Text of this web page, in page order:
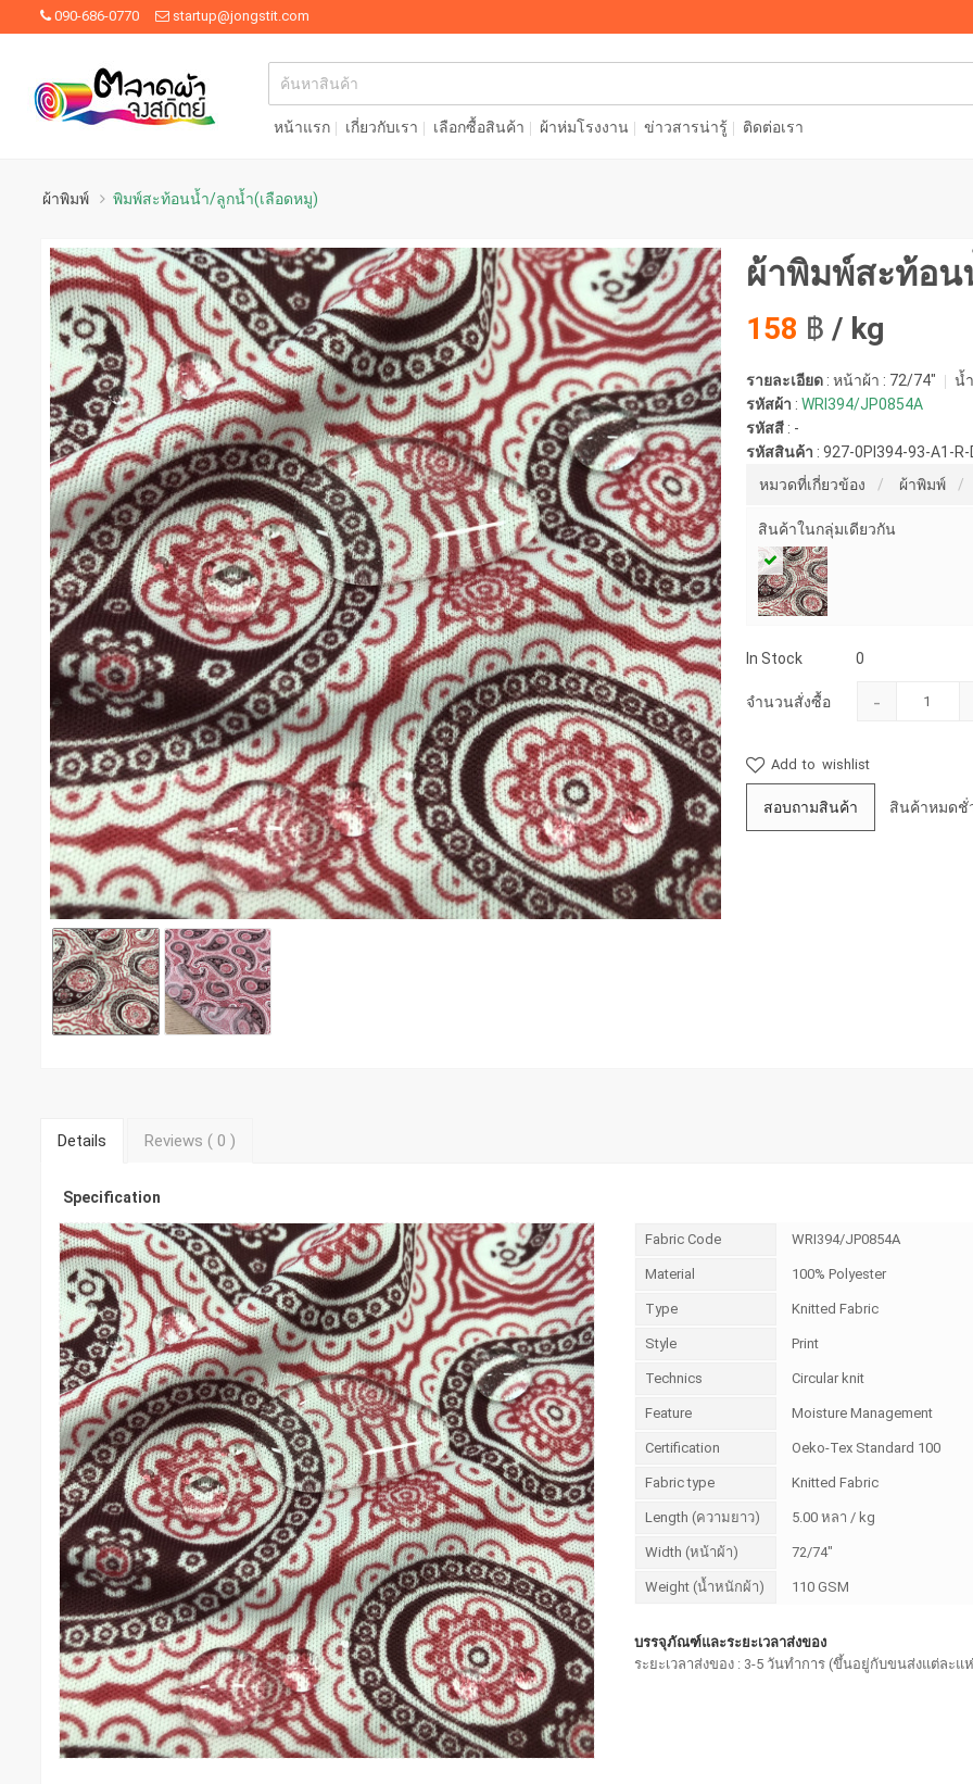
090-686-0770 startup@jongstit.com
หน้าแรก เกี่ยวกับเรา เลือกซื้อสินค้า ผ้าห่มโรงงาน ข่าวสารน่ารู้ ติดต่อเรา
ผ้าพิมพ์ พิมพ์สะท้อนน้ำ/ลูกน้ำ(เลือดหมู)
พิมพ์สะท้อนน้ำ/ลูกน้ำ(เลือดหมู) #1
ผ้าพิมพ์สะท้อน
158 ฿ / kg
รายละเอียด : หน้าผ้า : 72/74"
น้
รหัสผ้า : WRI394/JP0854A
รหัสสี : -
รหัสสินค้า : 927-0PI394-93-A1-R-
หมวดที่เกี่ยวข้อง
ผ้าพิมพ์
สินค้าในกลุ่มเดียวกัน
In Stock 0
จำนวนสั่งซื้อ -
Add to wishlist
สอบถามสินค้า สินค้าหมดชั่
Details Reviews ( 0 )
Specification
Fabric Code WRI394/JP0854A
Material 100% Polyester
Type Knitted Fabric
Style Print
Technics Circular knit
Feature Moisture Management
Certification Oeko-Tex Standard 100
Fabric type Knitted Fabric
Length (ความยาว) 5.00 หลา / kg
Width (หน้าผ้า) 72/74"
Weight (น้ำหนักผ้า) 110 GSM
บรรจุภัณฑ์และระยะเวลาส่งของ
ระยะเวลาส่งของ : 3-5 วันทำการ (ขึ้นอยู่กับขนส่งแต่ละแ